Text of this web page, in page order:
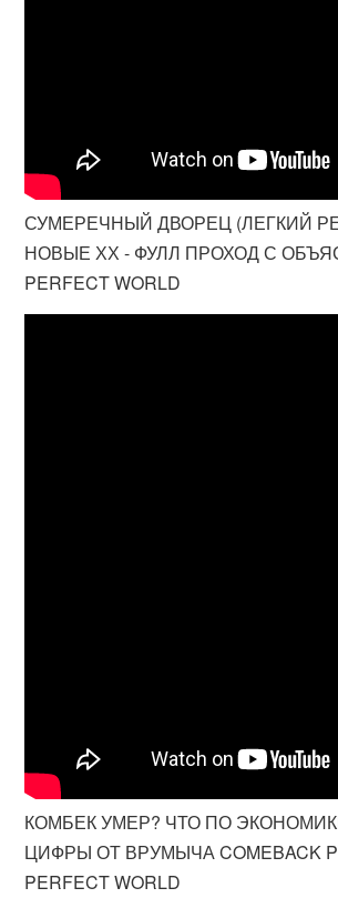
СУМЕРЕЧНЫЙ ДВОРЕЦ (ЛЕГКИЙ
НОВЫЕ ХХ - ФУЛЛ ПРОХОД С
PERFECT WORLD
КОМБЕК УМЕР? ЧТО ПО
ЦИФРЫ ОТ ВРУМЫЧА COMEBACK
PERFECT WORLD